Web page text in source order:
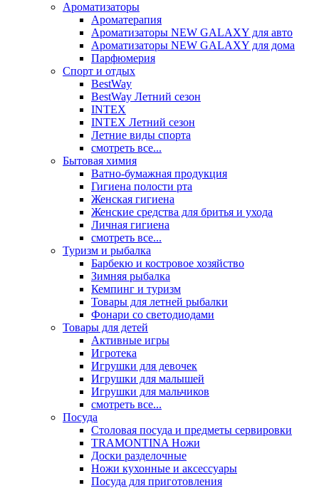
Ароматизаторы
Ароматерапия
Ароматизаторы NEW GALAXY для авто
Ароматизаторы NEW GALAXY для дома
Парфюмерия
Спорт и отдых
BestWay
BestWay Летний сезон
INTEX
INTEX Летний сезон
Летние виды спорта
смотреть все...
Бытовая химия
Ватно-бумажная продукция
Гигиена полости рта
Женская гигиена
Женские средства для бритья и ухода
Личная гигиена
смотреть все...
Туризм и рыбалка
Барбекю и костровое хозяйство
Зимняя рыбалка
Кемпинг и туризм
Товары для летней рыбалки
Фонари со светодиодами
Товары для детей
Активные игры
Игротека
Игрушки для девочек
Игрушки для малышей
Игрушки для мальчиков
смотреть все...
Посуда
Столовая посуда и предметы сервировки
TRAMONTINA Ножи
Доски разделочные
Ножи кухонные и аксессуары
Посуда для приготовления